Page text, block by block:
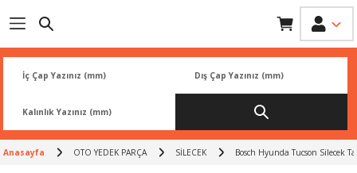
Anasayfa OTO YEDEK PARÇA SİLECEK Bosch Hyunda Tucson Silecek